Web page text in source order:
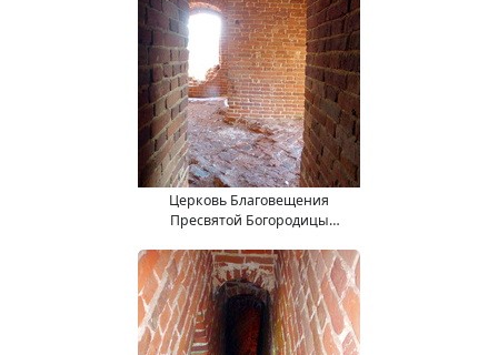
Церковь Благовещения
Пресвятой Богородицы